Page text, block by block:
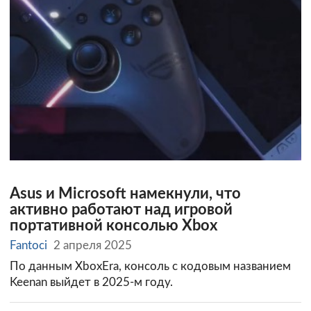
Asus и Microsoft намекнули, что
активно работают над игровой
портативной консолью Xbox
Fantoci
2 апреля 2025
По данным XboxEra, консоль с кодовым названием
Keenan выйдет в 2025-м году.